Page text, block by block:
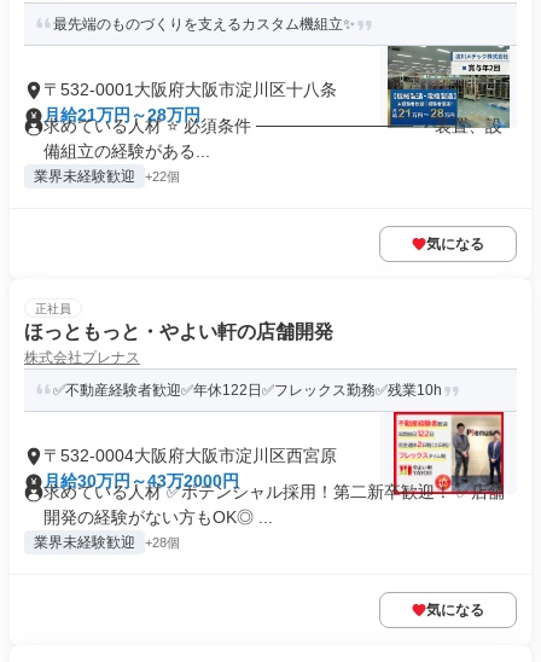
最先端のものづくりを支えるカスタム機組立✨
〒532-0001大阪府大阪市淀川区十八条
月給21万円～28万円
求めている人材 ⭐ 必須条件 ───────────── ・装置、設
備組立の経験がある...
業界未経験歓迎 +22個
気になる
正社員
ほっともっと・やよい軒の店舗開発
株式会社プレナス
✅不動産経験者歓迎✅年休122日✅フレックス勤務✅残業10h
〒532-0004大阪府大阪市淀川区西宮原
月給30万円～43万2000円
求めている人材 ✅ポテンシャル採用！第二新卒歓迎！ ✅店舗
開発の経験がない方もOK◎ ...
業界未経験歓迎 +28個
気になる